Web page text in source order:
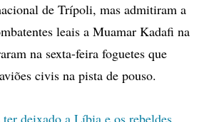
de Trípoli, mas admitiram a
leais a Muamar Kadafi na
na sexta-feira foguetes que
civis na pista de pouso.
deixado a Líbia e os rebeldes